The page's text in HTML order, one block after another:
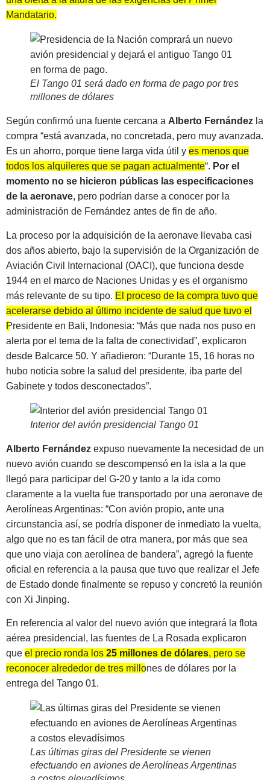
Mandatario.
El Tango 01 será dado en forma de pago por tres
millones de dólares
Según confirmó una fuente cercana a Alberto Fernández la
compra “está avanzada, no concretada, pero muy avanzada.
Es un ahorro, porque tiene larga vida útil y es menos que
todos los alquileres que se pagan actualmente“. Por el
momento no se hicieron públicas las especificaciones
de la aeronave, pero podrían darse a conocer por la
administración de Fernández antes de fin de año.
La proceso por la adquisición de la aeronave llevaba casi
dos años abierto, bajo la supervisión de la Organización de
Aviación Civil Internacional (OACI), que funciona desde
1944 en el marco de Naciones Unidas y es el organismo
más relevante de su tipo. El proceso de la compra tuvo que
acelerarse debido al último incidente de salud que tuvo el
Presidente en Bali, Indonesia: “Más que nada nos puso en
alerta por el tema de la falta de conectividad”, explicaron
desde Balcarce 50. Y añadieron: “Durante 15, 16 horas no
hubo noticia sobre la salud del presidente, iba parte del
Gabinete y todos desconectados”.
Interior del avión presidencial Tango 01
Alberto Fernández expuso nuevamente la necesidad de un
nuevo avión cuando se descompensó en la isla a la que
llegó para participar del G-20 y tanto a la ida como
claramente a la vuelta fue transportado por una aeronave de
Aerolíneas Argentinas: “Con avión propio, ante una
circunstancia así, se podría disponer de inmediato la vuelta,
algo que no es tan fácil de otra manera, por más que sea
que uno viaja con aerolínea de bandera”, agregó la fuente
oficial en referencia a la pausa que tuvo que realizar el Jefe
de Estado donde finalmente se repuso y concretó la reunión
con Xi Jinping.
En referencia al valor del nuevo avión que integrará la flota
aérea presidencial, las fuentes de La Rosada explicaron
que el precio ronda los 25 millones de dólares, pero se
reconocer alrededor de tres millones de dólares por la
entrega del Tango 01.
Las últimas giras del Presidente se vienen
efectuando en aviones de Aerolíneas Argentinas